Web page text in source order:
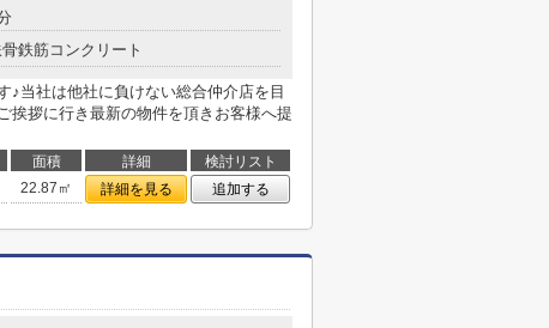
鉄筋コンクリート
♪当社は他社に負けない総合仲介店を目
挨拶に行き最新の物件を頂きお客様へ提
面積 詳細
検討リスト
22.87㎡ 詳細を見る 追加する